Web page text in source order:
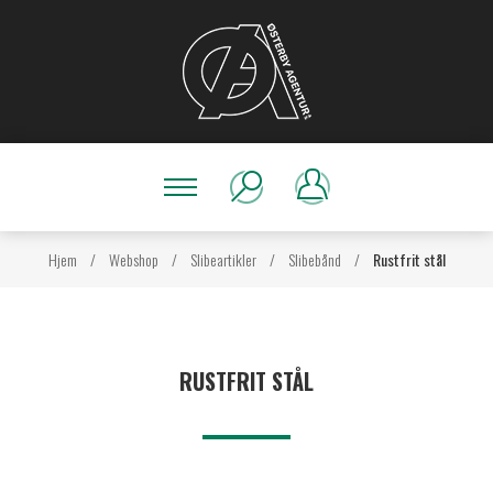
Hjem / Webshop / Slibeartikler / Slibebånd / Rustfrit stål
RUSTFRIT STÅL